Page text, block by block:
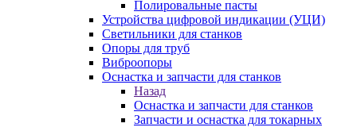
Полировальные пасты
Устройства цифровой индикации (УЦИ)
Светильники для станков
Опоры для труб
Виброопоры
Оснастка и запчасти для станков
Назад
Оснастка и запчасти для станков
Запчасти и оснастка для токарных